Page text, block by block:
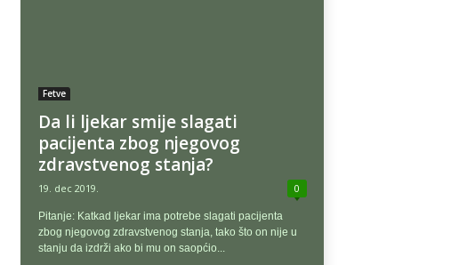
Fetve
Da li ljekar smije slagati
pacijenta zbog njegovog
zdravstvenog stanja?
19. dec 2019. 0
Pitanje: Katkad ljekar ima potrebe slagati pacijenta
zbog njegovog zdravstvenog stanja, tako što on nije u
stanju da izdrži ako bi mu on saopćio...